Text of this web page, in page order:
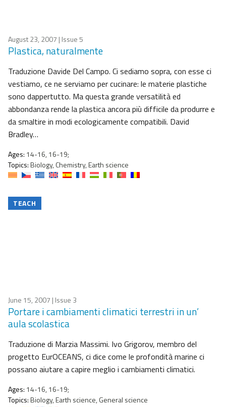
August 23, 2007 | Issue 5
Plastica, naturalmente
Traduzione Davide Del Campo. Ci sediamo sopra, con esse ci
vestiamo, ce ne serviamo per cucinare: le materie plastiche
sono dappertutto. Ma questa grande versatilità ed
abbondanza rende la plastica ancora più difficile da produrre e
da smaltire in modi ecologicamente compatibili. David
Bradley…
Ages: 14-16, 16-19;
Topics:Biology, Chemistry, Earth science
TEACH
June 15, 2007 | Issue 3
Portare i cambiamenti climatici terrestri in un’
aula scolastica
Traduzione di Marzia Massimi. Ivo Grigorov, membro del
progetto EurOCEANS, ci dice come le profondità marine ci
possano aiutare a capire meglio i cambiamenti climatici.
Ages: 14-16, 16-19;
Topics:Biology, Earth science, General science